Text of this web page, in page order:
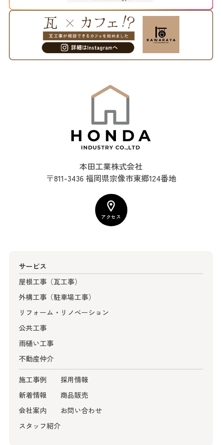
本田工業株式会社
〒811-3436 福岡県宗像市東郷124番地
アクセス
サービス
屋根工事（瓦工事）
外構工事（駐車場工事）
リフォーム・リノベーション
公共工事
雨樋い工事
不動産仲介
施工事例
新着情報
会社案内
スタッフ紹介
採用情報
商品販売
お問い合わせ